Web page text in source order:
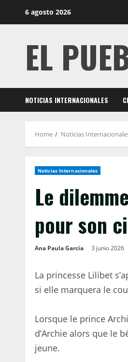
6 agosto 2026
EL
NOTICIAS INTERNACIONALES
Home Noticias
Noticias Internacionales
Le
pour son
Ana Paula García 3 junio 2026
La princesse Lilibet
si elle marquera le
Lorsque le prince
d’Archie alors que le
jeune.